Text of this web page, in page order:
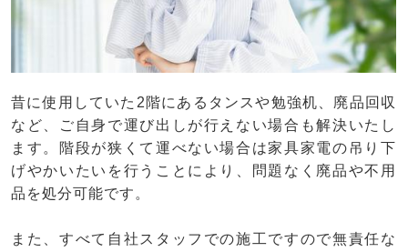
昔に使用していた2階にあるタンスや勉強机、廃品回収
など、ご自身で運び出しが行えない場合も解決いたし
ます。階段が狭くて運べない場合は家具家電の吊り下
げやかいたいを行うことにより、問題なく廃品や不用
品を処分可能です。
また、すべて自社スタッフでの施工ですので無責任な